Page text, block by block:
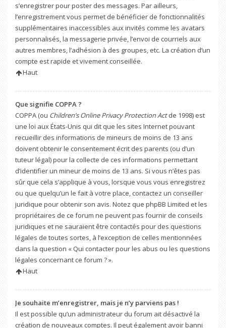
s’enregistrer pour poster des messages. Par ailleurs,
l’enregistrement vous permet de bénéficier de fonctionnalités
supplémentaires inaccessibles aux invités comme les avatars
personnalisés, la messagerie privée, l’envoi de courriels aux
autres membres, l’adhésion à des groupes, etc. La création d’un
compte est rapide et vivement conseillée.
Haut
Que signifie COPPA ?
COPPA (ou Children’s Online Privacy Protection Actde 1998) est
une loi aux États-Unis qui dit que les sites Internet pouvant
recueillir des informations de mineurs de moins de 13 ans
doivent obtenir le consentement écrit des parents (ou d’un
tuteur légal) pour la collecte de ces informations permettant
d’identifier un mineur de moins de 13 ans. Si vous n’êtes pas
sûr que cela s’applique à vous, lorsque vous vous enregistrez
ou que quelqu’un le fait à votre place, contactez un conseiller
juridique pour obtenir son avis. Notez que phpBB Limited et les
propriétaires de ce forum ne peuvent pas fournir de conseils
juridiques et ne sauraient être contactés pour des questions
légales de toutes sortes, à l’exception de celles mentionnées
dans la question « Qui contacter pour les abus ou les questions
légales concernant ce forum ? ».
Haut
Je souhaite m’enregistrer, mais je n’y parviens pas !
Il est possible qu’un administrateur du forum ait désactivé la
création de nouveaux comptes. Il peut également avoir banni